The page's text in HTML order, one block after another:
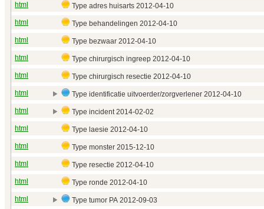
html
Type adres huisarts 2012‑04‑10
html
Type behandelingen 2012‑04‑10
html
Type bezwaar 2012‑04‑10
html
Type chirurgisch ingreep 2012‑04‑10
html
Type chirurgisch resectie 2012‑04‑10
html
Type identificatie uitvoerder/zorgverlener 2012‑04‑10
html
Type incident 2014‑02‑02
html
Type laesie 2012‑04‑10
html
Type monster 2015‑12‑10
html
Type resectie 2012‑04‑10
html
Type ronde 2012‑04‑10
html
Type tumor PA 2012‑09‑03